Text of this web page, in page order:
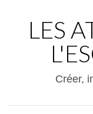
LES
Créer,